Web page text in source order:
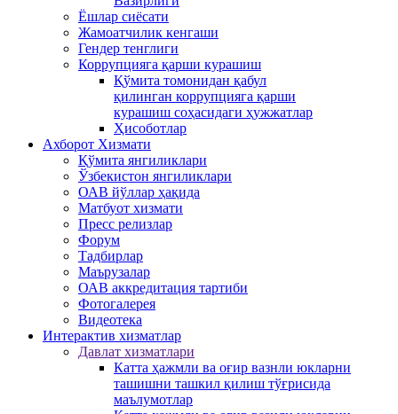
Ёшлар сиёсати
Жамоатчилик кенгаши
Гендер тенглиги
Коррупцияга қарши курашиш
Қўмита томонидан қабул
қилинган коррупцияга қарши
курашиш соҳасидаги ҳужжатлар
Ҳисоботлар
Ахборот Хизмати
Қўмита янгиликлари
Ўзбекистон янгиликлари
ОАВ йўллар ҳақида
Матбуот xизмати
Пресс релизлар
Форум
Тадбирлар
Маърузалар
ОАВ аккредитация тартиби
Фотогалерея
Видеотека
Интерактив xизматлар
Давлат хизматлари
Катта ҳажмли ва оғир вазнли юкларни
ташишни ташкил қилиш тўғрисида
маълумотлар